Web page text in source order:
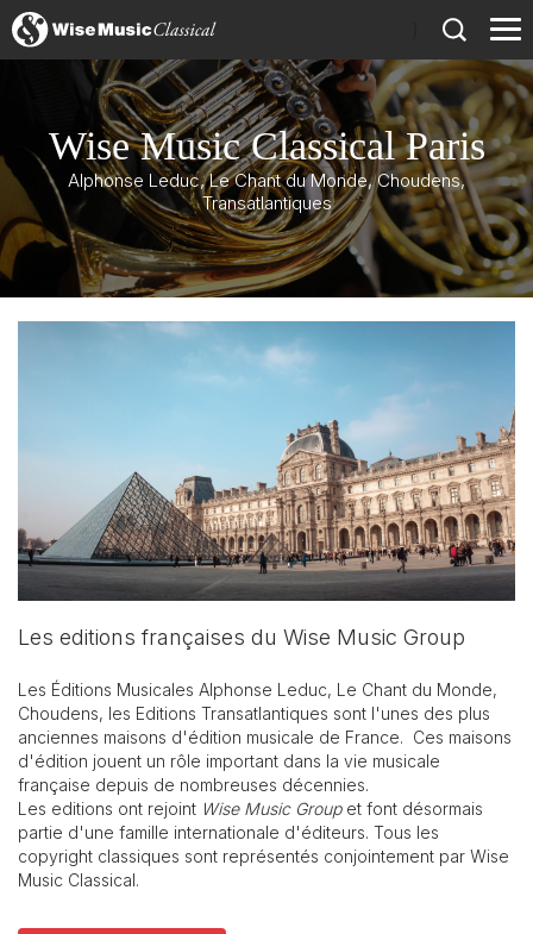
Wise Music Classical Paris
Alphonse Leduc, Le Chant du Monde, Choudens,
Transatlantiques
Les editions françaises du Wise Music Group
Les Éditions Musicales Alphonse Leduc, Le Chant du Monde,
Choudens, les Editions Transatlantiques sont l'unes des plus
anciennes maisons d'édition musicale de France. Ces maisons
d'édition jouent un rôle important dans la vie musicale
française depuis de nombreuses décennies.
Les editions ont rejoint Wise Music Groupet font désormais
partie d'une famille internationale d'éditeurs. Tous les
copyright classiques sont représentés conjointement par Wise
Music Classical.